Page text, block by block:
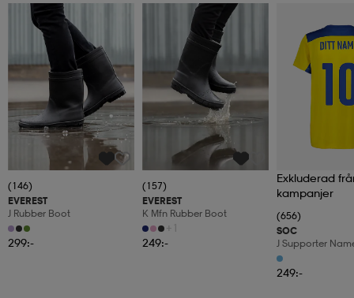
(146)
EVEREST
J Rubber Boot
299:-
(157)
EVEREST
K Mfn Rubber Boot
+1
249:-
Exkluderad
kampanjer
(656)
SOC
J Supporter
249:-